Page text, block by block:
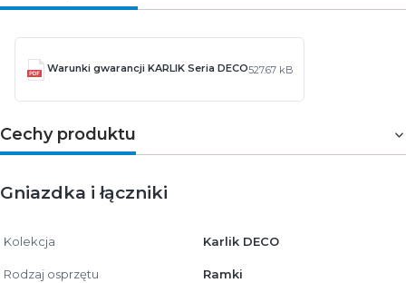
Warunki gwarancji KARLIK Seria DECO527.67 kB
Cechy produktu
Gniazdka i łączniki
Kolekcja Karlik DECO
Rodzaj osprzętu Ramki